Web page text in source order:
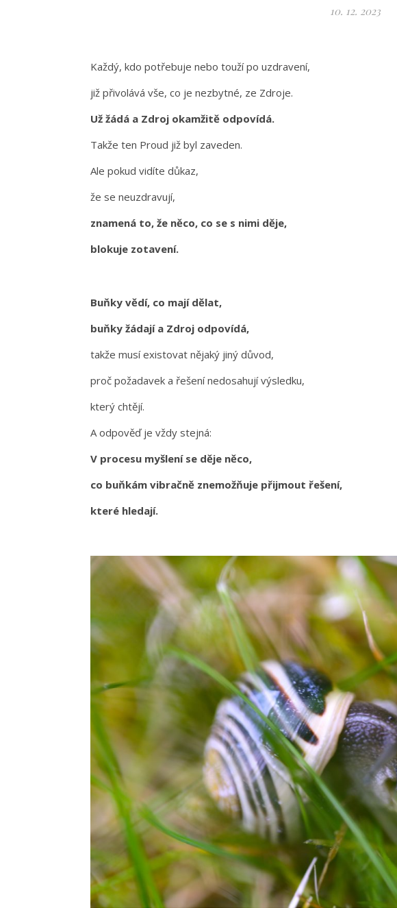
10. 12. 2023
Každý, kdo potřebuje nebo touží po uzdravení,
již přivolává vše, co je nezbytné, ze Zdroje.
Už žádá a Zdroj okamžitě odpovídá.
Takže ten Proud již byl zaveden.
Ale pokud vidíte důkaz,
že se neuzdravují,
znamená to, že něco, co se s nimi děje,
blokuje zotavení.
Buňky vědí, co mají dělat,
buňky žádají a Zdroj odpovídá,
takže musí existovat nějaký jiný důvod,
proč požadavek a řešení nedosahují výsledku,
který chtějí.
A odpověď je vždy stejná:
V procesu myšlení se děje něco,
co buňkám vibračně znemožňuje přijmout řešení,
které hledají.